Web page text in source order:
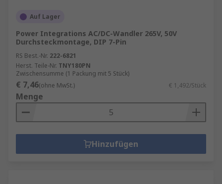
Auf Lager
Power Integrations AC/DC-Wandler 265V, 50V
Durchsteckmontage, DIP 7-Pin
RS Best.-Nr. 222-6821
Herst. Teile-Nr. TNY180PN
Zwischensumme (1 Packung mit 5 Stück)
€ 7,46(ohne MwSt.) € 1,492/Stück
Menge
Hinzufügen